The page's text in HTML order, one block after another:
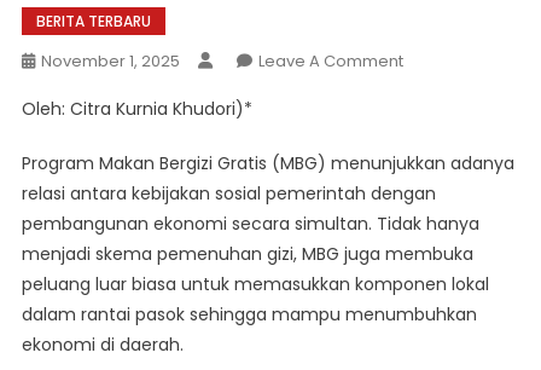
BERITA TERBARU
November 1, 2025 Leave A CommentOn
Kemandirian
Ekonomi
Rakyat
Melalui
Optimalisasi
Bahan
Oleh: Citra Kurnia Khudori)*
Program Makan Bergizi Gratis (MBG) menunjukkan adanya
relasi antara kebijakan sosial pemerintah dengan
pembangunan ekonomi secara simultan. Tidak hanya
menjadi skema pemenuhan gizi, MBG juga membuka
peluang luar biasa untuk memasukkan komponen lokal
dalam rantai pasok sehingga mampu menumbuhkan
ekonomi di daerah.